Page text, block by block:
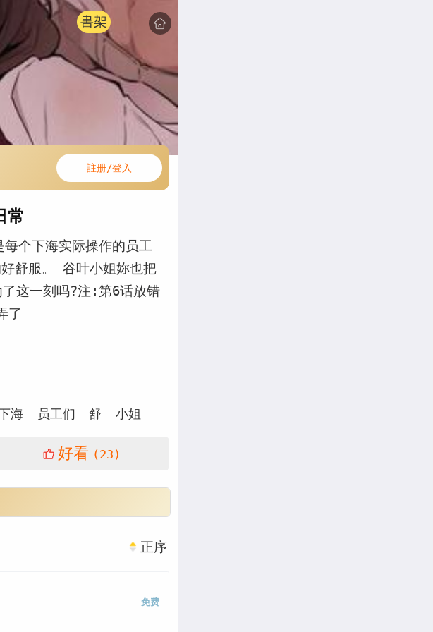
書架
註册/登入
常
个下海实际操作的员工
舒服。 谷叶小姐妳也把
这一刻吗?注:第6话放错
了
海 员工们 舒 小姐
好看 (23)
正序
免费